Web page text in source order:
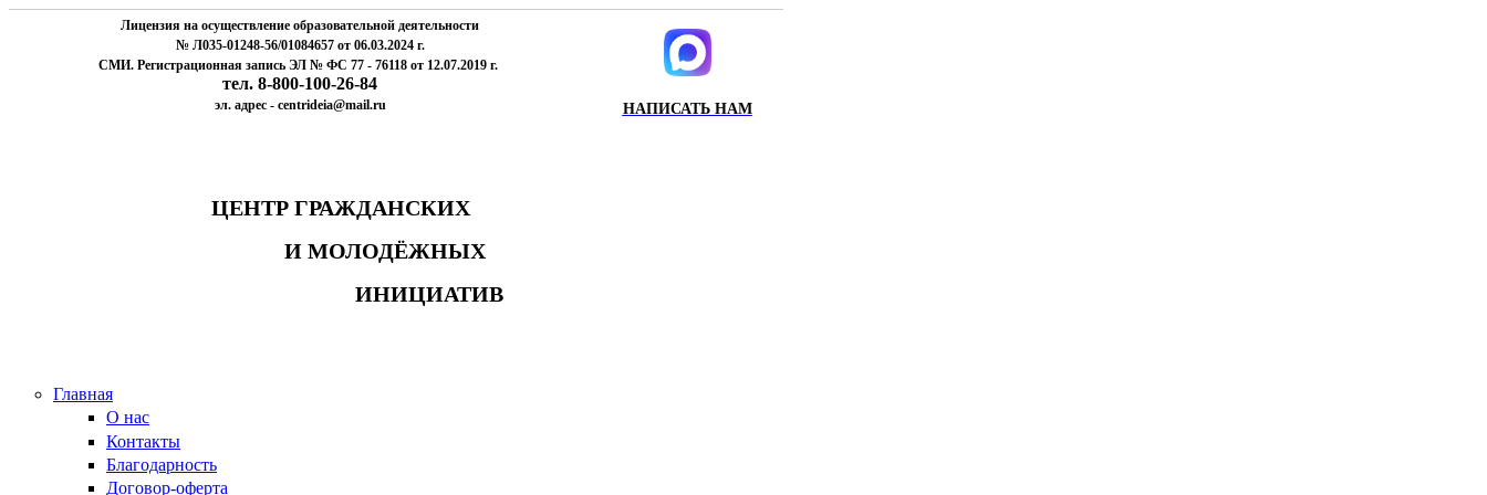
Лицензия на осуществление образовательной деятельности
№ Л035-01248-56/01084657 от 06.03.2024 г.
СМИ. Регистрационная запись ЭЛ № ФС 77 - 76118 от 12.07.2019 г.
тел. 8-800-100-26-84
эл. адрес - centrideia@mail.ru НАПИСАТЬ НАМ
ЦЕНТР ГРАЖДАНСКИХ
И МОЛОДЁЖНЫХ
ИНИЦИАТИВ
Главная
О нас
Контакты
Благодарность
Договор-оферта